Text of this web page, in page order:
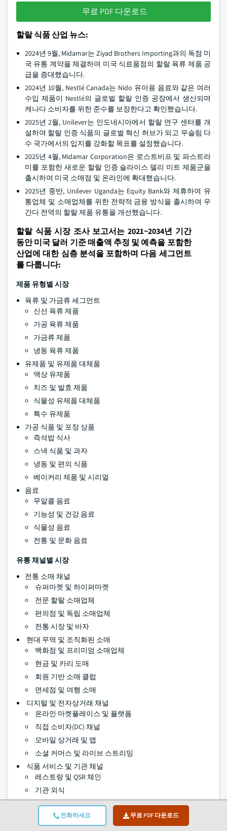
전화하세요 무료 PDF 다운로드
무료 PDF 다운로드
할랄 식품 산업 뉴스:
2024년 9월, Midamar는 Ziyad Brothers Importing과의 독점 미
국 유통 계약을 체결하여 미국 식료품점의 할랄 육류 제품 공
급을 증대했습니다.
2024년 10월, Nestlé Canada는 Nido 유아용 음료와 같은 여러
수입 제품이 Nestlé의 글로벌 할랄 인증 공장에서 생산되며
캐나다 소비자를 위한 준수를 보장한다고 확인했습니다.
2025년 2월, Unilever는 인도네시아에서 할랄 연구 센터를 개
설하여 할랄 인증 식품의 글로벌 혁신 허브가 되고 무슬림 다
수 국가에서의 입지를 강화할 목표를 설정했습니다.
2025년 4월, Midamar Corporation은 로스트비프 및 파스트라
미를 포함한 새로운 할랄 인증 슬라이스 델리 미트 제품군을
출시하여 미국 소매점 및 온라인에 확대했습니다.
2025년 중반, Unilever Uganda는 Equity Bank와 제휴하여 유
통업체 및 소매업체를 위한 전략적 금융 방식을 출시하여 우
간다 전역의 할랄 제품 유통을 개선했습니다.
할랄 식품 시장 조사 보고서는 2021~2034년 기간
동안 미국 달러 기준 매출액 추정 및 예측을 포함한
산업에 대한 심층 분석을 포함하며 다음 세그먼트
를 다룹니다:
제품 유형별 시장
육류 및 가금류 세그먼트
신선 육류 제품
가공 육류 제품
가금류 제품
냉동 육류 제품
유제품 및 유제품 대체품
액상 유제품
치즈 및 발효 제품
식물성 유제품 대체품
특수 유제품
가공 식품 및 포장 상품
즉석밥 식사
스낵 식품 및 과자
냉동 및 편의 식품
베이커리 제품 및 시리얼
음료
무알콜 음료
기능성 및 건강 음료
식물성 음료
전통 및 문화 음료
유통 채널별 시장
전통 소매 채널
슈퍼마켓 및 하이퍼마켓
전문 할랄 소매업체
편의점 및 독립 소매업체
전통 시장 및 바자
현대 무역 및 조직화된 소매
백화점 및 프리미엄 소매업체
현금 및 카리 도매
회원 기반 소매 클럽
면세점 및 여행 소매
디지털 및 전자상거래 채널
온라인 마켓플레이스 및 플랫폼
직접 소비자(DC) 채널
모바일 상거래 및 앱
소셜 커머스 및 라이브 스트리밍
식품 서비스 및 기관 채널
레스토랑 및 QSR 체인
기관 외식
호텔 및 숙박시설
항공사 및 운송